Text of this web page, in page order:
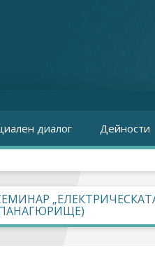
диалог Дейности